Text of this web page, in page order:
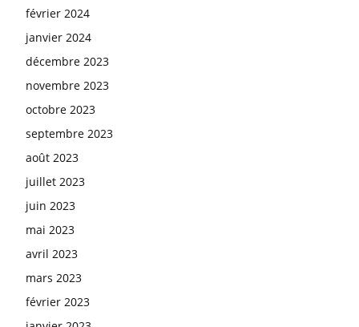
février 2024
janvier 2024
décembre 2023
novembre 2023
octobre 2023
septembre 2023
août 2023
juillet 2023
juin 2023
mai 2023
avril 2023
mars 2023
février 2023